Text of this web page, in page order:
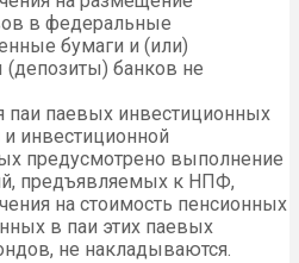
в федеральные
бумаги и (или)
банков не
паи паевых инвестиционных
инвестиционной
предусмотрено выполнение
предъявляемых к НПФ,
на стоимость пенсионных
в паи этих паевых
не накладываются.